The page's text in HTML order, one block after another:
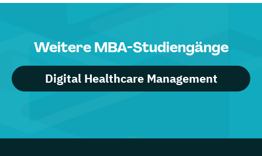
Weitere MBA-Studiengänge
Digital Healthcare Management